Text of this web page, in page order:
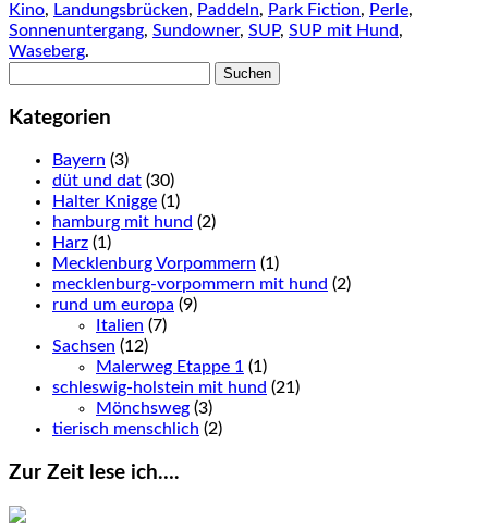
Kino, Landungsbrücken, Paddeln, Park Fiction, Perle,
Sonnenuntergang, Sundowner, SUP, SUP mit Hund,
Waseberg.
Kategorien
Bayern (3)
düt und dat (30)
Halter Knigge (1)
hamburg mit hund (2)
Harz (1)
Mecklenburg Vorpommern (1)
mecklenburg-vorpommern mit hund (2)
rund um europa (9)
Italien (7)
Sachsen (12)
Malerweg Etappe 1 (1)
schleswig-holstein mit hund (21)
Mönchsweg (3)
tierisch menschlich (2)
Zur Zeit lese ich….